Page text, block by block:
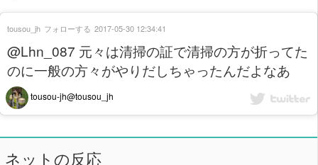
@Lhn_087 元々は清掃の証で清掃の方が折ってた
のに一般の方々がやりだしちゃったんだよなあ
tousou-jh@tousou_jh
tousou_jh フォローする 2017-05-30 12:34:41
ネットの反応